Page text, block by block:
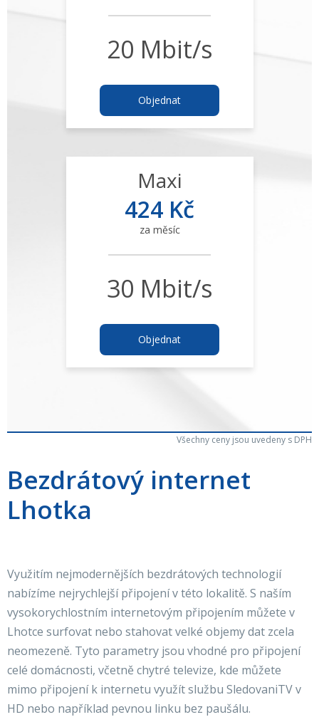
20 Mbit/s
Objednat
Maxi
424 Kč
za měsíc
30 Mbit/s
Objednat
Všechny ceny jsou uvedeny s DPH
Bezdrátový internet
Lhotka
Využitím nejmodernějších bezdrátových technologií
nabízíme nejrychlejší připojení v této lokalitě. S naším
vysokorychlostním internetovým připojením můžete v
Lhotce surfovat nebo stahovat velké objemy dat zcela
neomezeně. Tyto parametry jsou vhodné pro připojení
celé domácnosti, včetně chytré televize, kde můžete
mimo připojení k internetu využít službu SledovaniTV v
HD nebo například pevnou linku bez paušálu.